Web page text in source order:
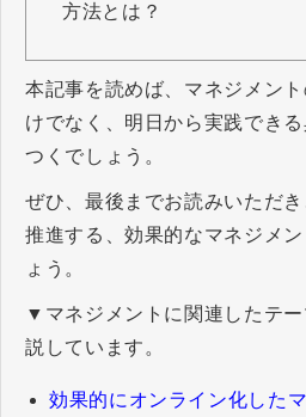
方法とは？
本記事を読めば、マネジメン
けでなく、明日から実践でき
つくでしょう。
ぜひ、最後までお読みいただ
推進する、効果的なマネジメ
ょう。
▼マネジメントに関連したテ
説しています。
効果的にオンライン化した